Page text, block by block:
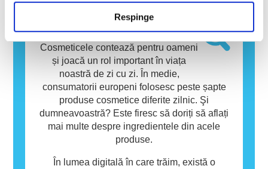
Respinge
personală pot conține ingrediente care pot fi
alergene pentru unele persoane. Acest lucru
nu înseamnă că produsul nu este sigur pentru
utilizarea de către alte persoane.
Baza de date
Cosmeticele contează pentru oameni
și joacă un rol important în viața
noastră de zi cu zi. În medie,
consumatorii europeni folosesc peste șapte
produse cosmetice diferite zilnic. Şi
dumneavoastră? Este firesc să doriți să aflați
mai multe despre ingredientele din acele
produse.
În lumea digitală în care trăim, există o